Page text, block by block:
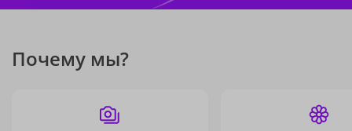
Почему мы?